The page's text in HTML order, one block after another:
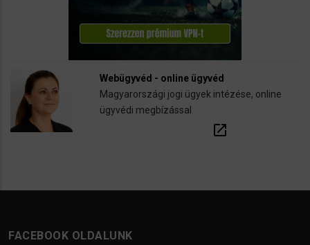
Webügyvéd - online ügyvéd
Magyarországi jogi ügyek intézése, online
ügyvédi megbízással
open_in_new
FACEBOOK OLDALUNK